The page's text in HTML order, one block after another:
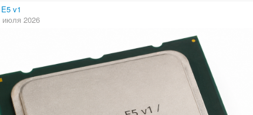
v1
июля 2026